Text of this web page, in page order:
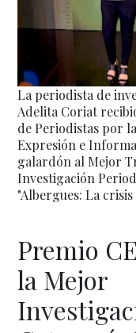
La periodista de
Adelita Coriat
de Periodistas por
Expresión e
galardón al Mejor
Investigación
"Albergues: La
Premio
la Mejor